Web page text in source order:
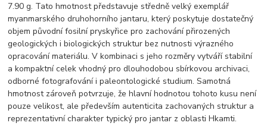
7.90 g. Tato hmotnost představuje středně velký exemplář
myanmarského druhohorního jantaru, který poskytuje dostatečný
objem původní fosilní pryskyřice pro zachování přirozených
geologických i biologických struktur bez nutnosti výrazného
opracování materiálu. V kombinaci s jeho rozměry vytváří stabilní
a kompaktní celek vhodný pro dlouhodobou sbírkovou archivaci,
odborné fotografování i paleontologické studium. Samotná
hmotnost zároveň potvrzuje, že hlavní hodnotou tohoto kusu není
pouze velikost, ale především autenticita zachovaných struktur a
reprezentativní charakter typický pro jantar z oblasti Hkamti.